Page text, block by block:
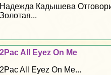
Надежда Кадышева
Золотая...
2Pac All Eyez On Me
2Pac All Eyez On Me...